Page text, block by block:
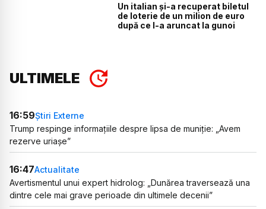
Un italian și-a recuperat biletul
de loterie de un milion de euro
după ce l-a aruncat la gunoi
ULTIMELE
16:59Știri Externe
Trump respinge informațiile despre lipsa de muniție: „Avem
rezerve uriașe”
16:47Actualitate
Avertismentul unui expert hidrolog: „Dunărea traversează una
dintre cele mai grave perioade din ultimele decenii”